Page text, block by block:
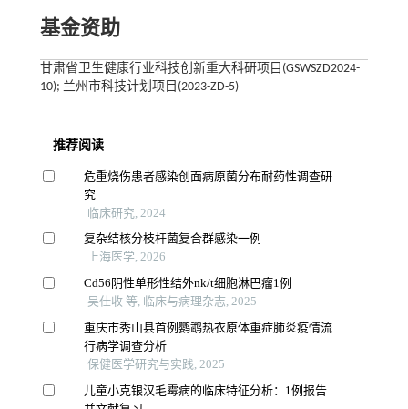
基金资助
甘肃省卫生健康行业科技创新重大科研项目(GSWSZD2024-
10); 兰州市科技计划项目(2023-ZD-5)